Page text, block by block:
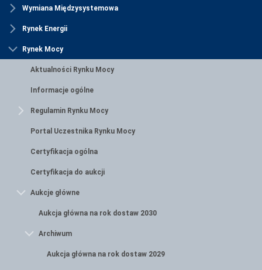
Wymiana Międzysystemowa
Rynek Energii
Rynek Mocy
Aktualności Rynku Mocy
Informacje ogólne
Regulamin Rynku Mocy
Portal Uczestnika Rynku Mocy
Certyfikacja ogólna
Certyfikacja do aukcji
Aukcje główne
Aukcja główna na rok dostaw 2030
Archiwum
Aukcja główna na rok dostaw 2029